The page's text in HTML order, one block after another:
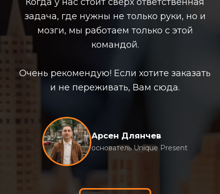
удивлён таким ответственным
отношением к заказам. Сразу чувствуется
системный подход. Хоть и чуть дороже
Буду обращаться еще.
Артур Рудометкин
Belle Maman / Дикарём